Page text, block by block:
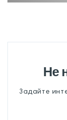
Не
Задайте